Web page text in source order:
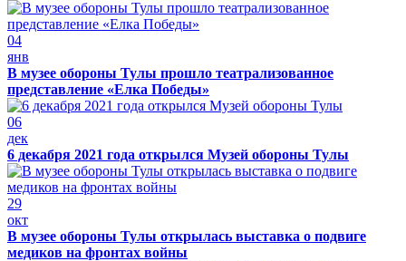
04
янв
В музее обороны Тулы прошло театрализованное
представление «Елка Победы»
06
дек
6 декабря 2021 года открылся Музей обороны Тулы
29
окт
В музее обороны Тулы открылась выставка о подвиге
медиков на фронтах войны